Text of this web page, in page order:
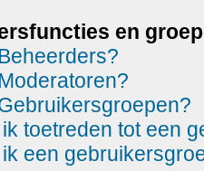
en
toetreden tot een
een